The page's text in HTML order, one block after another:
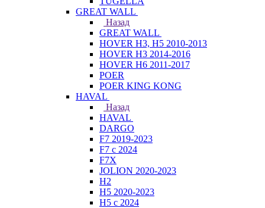
GREAT WALL
Назад
GREAT WALL
HOVER H3, H5 2010-2013
HOVER H3 2014-2016
HOVER H6 2011-2017
POER
POER KING KONG
HAVAL
Назад
HAVAL
DARGO
F7 2019-2023
F7 с 2024
F7X
JOLION 2020-2023
H2
H5 2020-2023
H5 с 2024